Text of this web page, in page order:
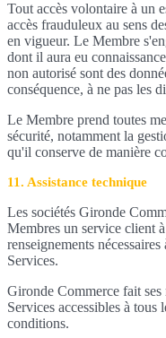
Tout accès volontaire à un
accès frauduleux au sens
en vigueur. Le Membre
dont il aura eu
non autorisé sont des
conséquence, à ne pas les
Le Membre prend toutes
sécurité, notamment la
qu'il conserve de manière
11. Assistance technique
Les sociétés Gironde
Membres un service client
renseignements
Services.
Gironde Commerce fait
Services accessibles à tous
conditions.